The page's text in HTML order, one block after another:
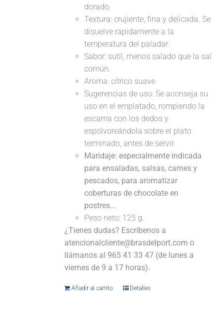
dorado.
Textura: crujiente, fina y delicada. Se
disuelve rápidamente a la
temperatura del paladar.
Sabor: sutil, menos salado que la sal
común.
Aroma: cítrico suave.
Sugerencias de uso: Se aconseja su
uso en el emplatado, rompiendo la
escama con los dedos y
espolvoreándola sobre el plato
terminado, antes de servir.
Maridaje: especialmente indicada
para ensaladas, salsas, carnes y
pescados, para aromatizar
coberturas de chocolate en
postres...
Peso neto: 125 g.
¿Tienes dudas? Escríbenos a
atencionalcliente@brasdelport.com o
llámanos al 965 41 33 47 (de lunes a
viernes de 9 a 17 horas).
Añadir al carrito Detalles